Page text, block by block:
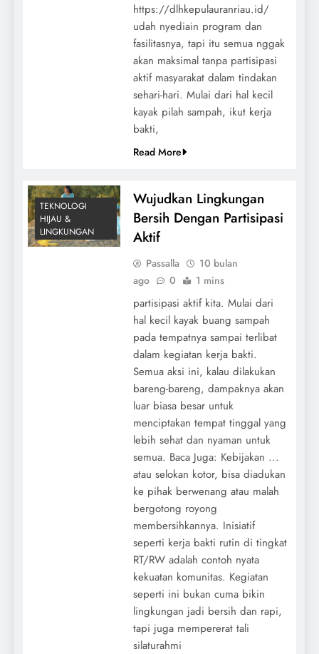
https://dlhkepulauranriau.id/
udah nyediain program dan
fasilitasnya, tapi itu semua nggak
akan maksimal tanpa partisipasi
aktif masyarakat dalam tindakan
sehari-hari. Mulai dari hal kecil
kayak pilah sampah, ikut kerja
bakti,
Read More
TEKNOLOGI
HIJAU &
LINGKUNGAN
Wujudkan Lingkungan
Bersih Dengan Partisipasi
Aktif
Passalla
10 bulan
ago
0 1 mins
partisipasi aktif kita. Mulai dari
hal kecil kayak buang sampah
pada tempatnya sampai terlibat
dalam kegiatan kerja bakti.
Semua aksi ini, kalau dilakukan
bareng-bareng, dampaknya akan
luar biasa besar untuk
menciptakan tempat tinggal yang
lebih sehat dan nyaman untuk
semua. Baca Juga: Kebijakan ...
atau selokan kotor, bisa diadukan
ke pihak berwenang atau malah
bergotong royong
membersihkannya. Inisiatif
seperti kerja bakti rutin di tingkat
RT/RW adalah contoh nyata
kekuatan komunitas. Kegiatan
seperti ini bukan cuma bikin
lingkungan jadi bersih dan rapi,
tapi juga mempererat tali
silaturahmi